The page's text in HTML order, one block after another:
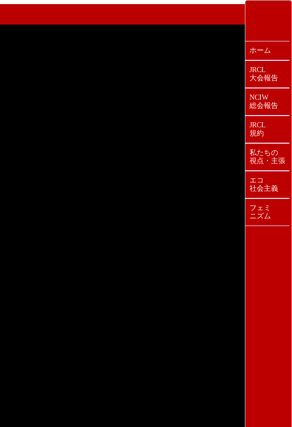
ホーム
JRCL
大会報告
NCIW
総会報告
JRCL
規約
私たちの
視点・主張
エコ
社会主義
フェミ
ニズム